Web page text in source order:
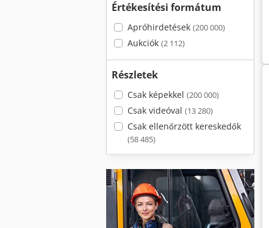
Értékesítési formátum
Apróhirdetések (200 000)
Aukciók (2 112)
Részletek
Csak képekkel (200 000)
Csak videóval (13 280)
Csak ellenőrzött kereskedők
(58 485)